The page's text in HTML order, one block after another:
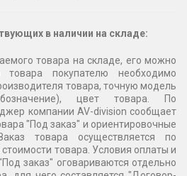
в наличии на складе:
товара на складе, его можно
покупателю необходимо
товара, точную модель
цвет товара. По
компании AV-division сообщает
"Под заказ" и ориентировочные
товара осуществляется по
товара. Условия оплаты и
заказ" оговариваются отдельно